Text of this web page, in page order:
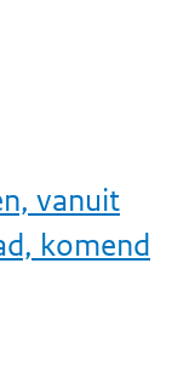
vanuit
komend